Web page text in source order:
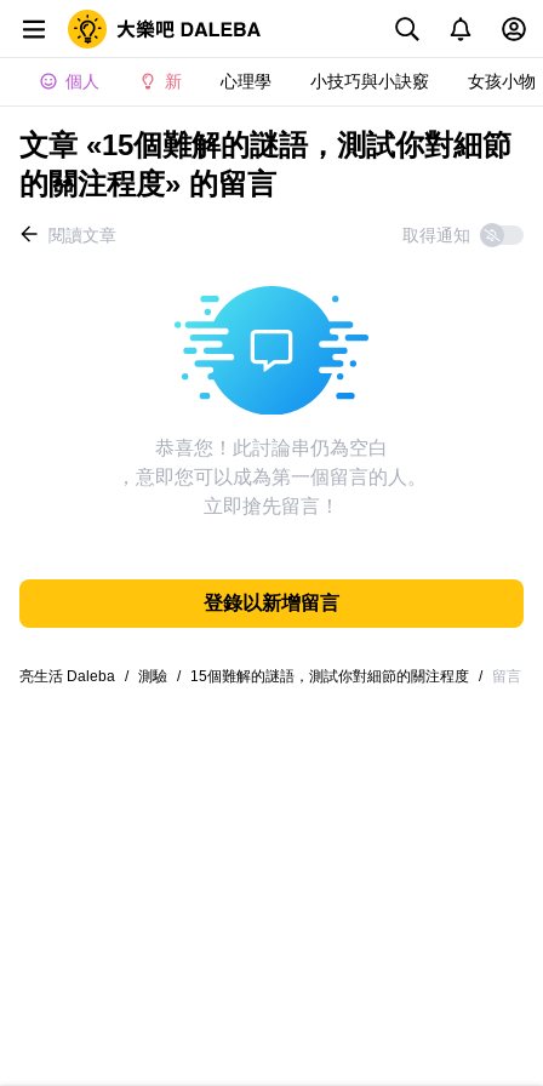
個人 新 心理學 小技巧與小訣竅 女孩小物
文章 «15個難解的謎語，測試你對細節
的關注程度» 的留言
閱讀文章 取得通知
恭喜您！此討論串仍為空白
，意即您可以成為第一個留言的人。
立即搶先留言！
登錄以新增留言
亮生活 Daleba / 測驗 / 15個難解的謎語，測試你對細節的關注程度 / 留言